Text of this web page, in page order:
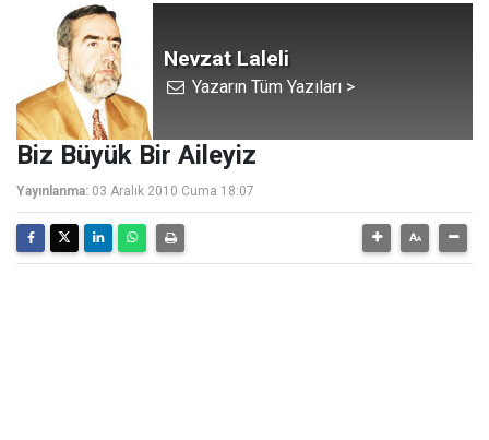
Nevzat Laleli
Yazarın Tüm Yazıları >
Biz Büyük Bir Aileyiz
Yayınlanma: 03 Aralık 2010 Cuma 18:07